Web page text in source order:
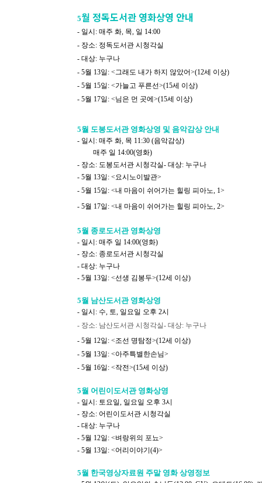
5월 정독도서관 영화상영 안내
- 일시: 매주 화, 목, 일 14:00
- 장소: 정독도서관 시청각실
- 대상: 누구나
- 5월 13일: <그래도 내가 하지 않았어>(12세 이상)
- 5월 15일: <가늘고 푸른선>(15세 이상)
- 5월 17일: <님은 먼 곳에>(15세 이상)
5월 도봉도서관 영화상영 및 음악감상 안내
- 일시: 매주 화, 목 11:30 (음악감상)
매주 일 14:00(영화)
- 장소: 도봉도서관 시청각실- 대상: 누구나
- 5월 13일: <요시노이발관>
- 5월 15일: <내 마음이 쉬어가는 힐링 피아노, 1>
- 5월 17일: <내 마음이 쉬어가는 힐링 피아노, 2>
5월 종로도서관 영화상영
- 일시: 매주 일 14:00(영화)
- 장소: 종로도서관 시청각실
- 대상: 누구나
- 5월 13일: <선생 김봉두>(12세 이상)
5월 남산도서관 영화상영
- 일시: 수, 토, 일요일 오후 2시
- 장소: 남산도서관 시청각실- 대상: 누구나
- 5월 12일: <조선 명탐정>(12세 이상)
- 5월 13일: <아주특별한손님>
- 5월 16일: <작전>(15세 이상)
5월 어린이도서관 영화상영
- 일시: 토요일, 일요일 오후 3시
- 장소: 어린이도서관 시청각실
- 대상: 누구나
- 5월 12일: <벼랑위의 포뇨>
- 5월 13일: <어리이야기(4)>
5월 한국영상자료원 주말 영화 상영정보